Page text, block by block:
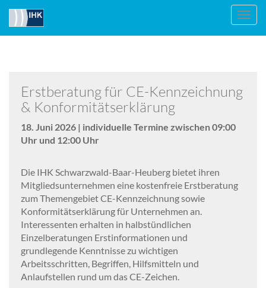
Erstberatung für CE-Kennzeichnung
& Konformitätserklärung
18. Juni 2026 | individuelle Termine zwischen 09:00
Uhr und 12:00 Uhr
Die IHK Schwarzwald-Baar-Heuberg bietet ihren
Mitgliedsunternehmen eine kostenfreie Erstberatung
zum Themengebiet CE-Kennzeichnung sowie
Konformitätserklärung für Unternehmen an.
Interessenten erhalten in halbstündlichen
Einzelberatungen Erstinformationen und
grundlegende Kenntnisse zu wichtigen
Arbeitsschritten, Begriffen, Hilfsmitteln und
Anlaufstellen rund um das CE-Zeichen.